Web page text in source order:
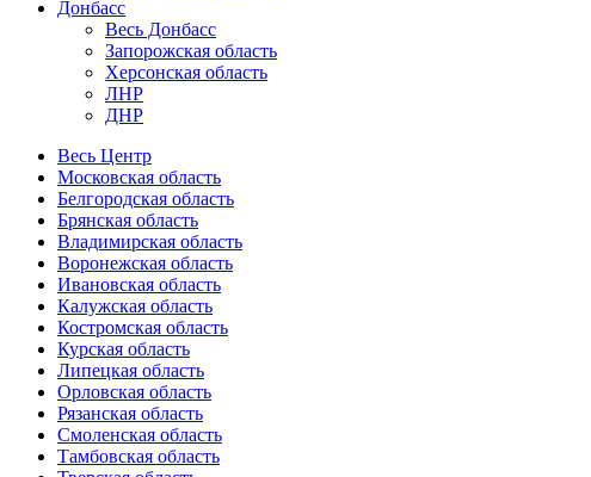
Донбасс
Весь Донбасс
Запорожская область
Херсонская область
ЛНР
ДНР
Весь Центр
Московская область
Белгородская область
Брянская область
Владимирская область
Воронежская область
Ивановская область
Калужская область
Костромская область
Курская область
Липецкая область
Орловская область
Рязанская область
Смоленская область
Тамбовская область